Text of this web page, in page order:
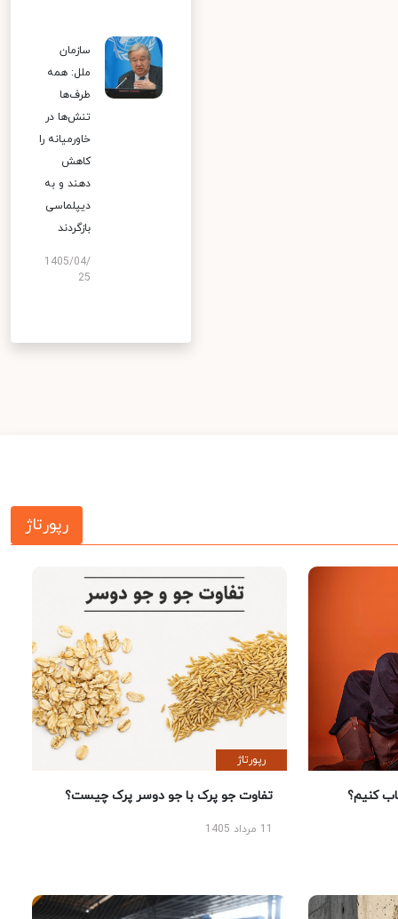
سازمان
ملل: همه
طرف‌ها
تنش‌ها در
خاورمیانه را
کاهش
دهند و به
دیپلماسی
بازگردند
1405/04/
25
رپورتاژ
کنیم؟
رپورتاژ
تفاوت جو پرک با جو دوسر پرک چیست؟